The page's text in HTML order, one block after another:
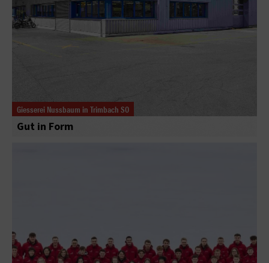
Giesserei Nussbaum in Trimbach SO
Gut in Form